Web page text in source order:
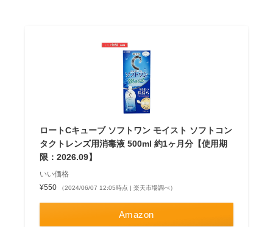
ロートCキューブ ソフトワン モイスト ソフトコン
タクトレンズ用消毒液 500ml 約1ヶ月分【使用期
限：2026.09】
いい価格
¥550
（2024/06/07 12:05時点 | 楽天市場調べ）
Amazon